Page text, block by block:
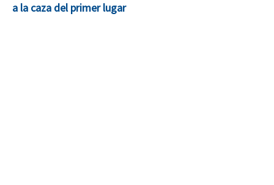
a la caza del primer lugar